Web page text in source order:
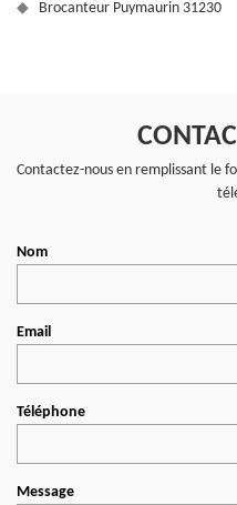
Brocanteur Puymaurin 31230
Contactez-nous en remplissant le
Nom
Email
Téléphone
Message